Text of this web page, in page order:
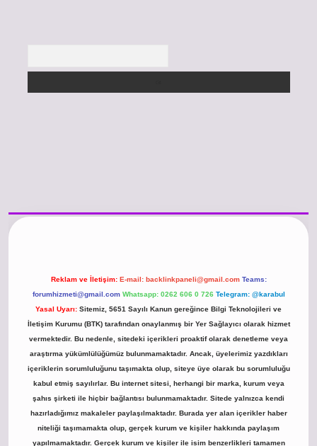
Reklam ve İletişim: E-mail: backlinkpaneli@gmail.com Teams:
forumhizmeti@gmail.com Whatsapp: 0262 606 0 726 Telegram: @karabul
Yasal Uyarı: Sitemiz, 5651 Sayılı Kanun gereğince Bilgi Teknolojileri ve
İletişim Kurumu (BTK) tarafından onaylanmış bir Yer Sağlayıcı olarak hizmet
vermektedir. Bu nedenle, sitedeki içerikleri proaktif olarak denetleme veya
araştırma yükümlülüğümüz bulunmamaktadır. Ancak, üyelerimiz yazdıkları
içeriklerin sorumluluğunu taşımakta olup, siteye üye olarak bu sorumluluğu
kabul etmiş sayılırlar. Bu internet sitesi, herhangi bir marka, kurum veya
şahıs şirketi ile hiçbir bağlantısı bulunmamaktadır. Sitede yalnızca kendi
hazırladığımız makaleler paylaşılmaktadır. Burada yer alan içerikler haber
niteliği taşımamakta olup, gerçek kurum ve kişiler hakkında paylaşım
yapılmamaktadır. Gerçek kurum ve kişiler ile isim benzerlikleri tamamen